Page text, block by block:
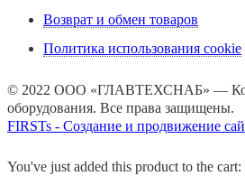
Возврат и обмен товаров
Политика использования cookie
© 2022 ООО «ГЛАВТЕХСНАБ» —
оборудования. Все права защищены.
FIRSTs - Создание и продвижение
You've just added this product to the cart: